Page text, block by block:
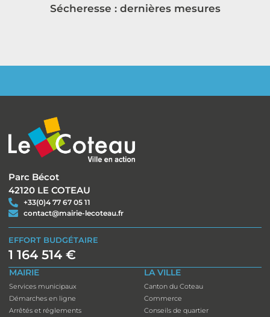
Sécheresse : dernières mesures
Parc Bécot
42120 LE COTEAU
+33(0)4 77 67 05 11
contact@mairie-lecoteau.fr
EFFORT BUDGÉTAIRE
1 164 514 €
MAIRIE
Services municipaux
Démarches en ligne
Arrêtés et réglements
LA VILLE
Canton du Coteau
Commerce
Conseils de quartier